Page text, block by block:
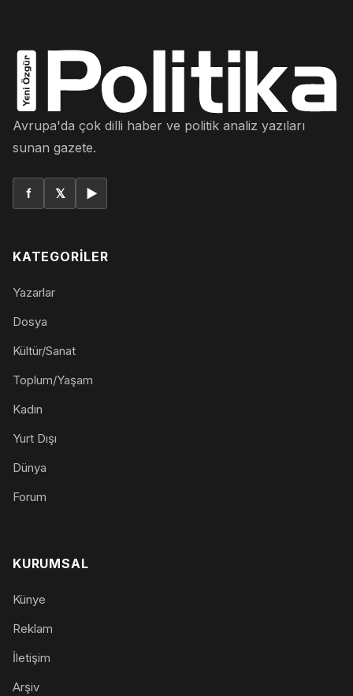
Avrupa'da çok dilli haber ve politik analiz yazıları
sunan gazete.
f 𝕏 ▶
KATEGORILER
Yazarlar
Dosya
Kültür/Sanat
Toplum/Yaşam
Kadın
Yurt Dışı
Dünya
Forum
KURUMSAL
Künye
Reklam
İletişim
Arşiv